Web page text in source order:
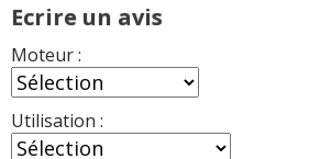
Ecrire un avis
Moteur :
Utilisation :